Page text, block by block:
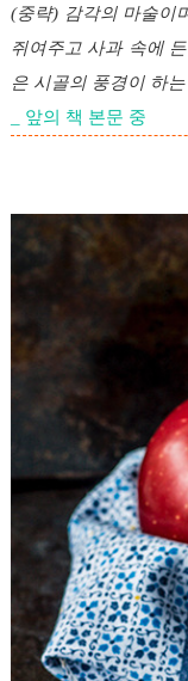
(중략) 감각의 마술이
쥐여주고 사과 속에
은 시골의 풍경이 하
_ 앞의 책 본문 중